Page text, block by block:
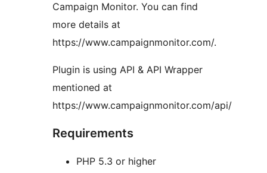
Campaign Monitor. You can find
more details at
https://www.campaignmonitor.com/.
Plugin is using API & API Wrapper
mentioned at
https://www.campaignmonitor.com/api/
Requirements
PHP 5.3 or higher